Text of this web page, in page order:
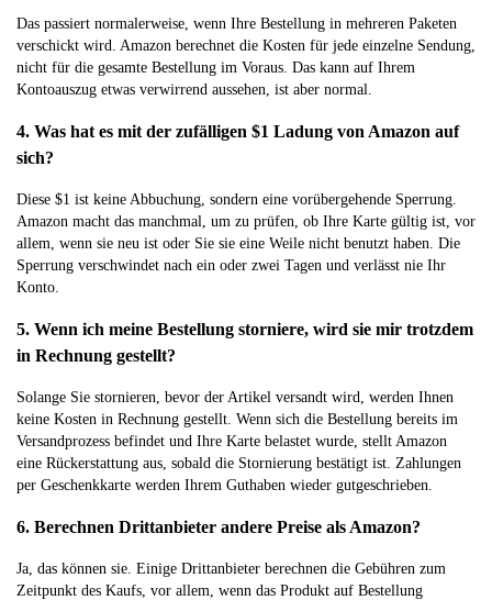
Das passiert normalerweise, wenn Ihre Bestellung in mehreren Paketen
verschickt wird. Amazon berechnet die Kosten für jede einzelne Sendung,
nicht für die gesamte Bestellung im Voraus. Das kann auf Ihrem
Kontoauszug etwas verwirrend aussehen, ist aber normal.
4. Was hat es mit der zufälligen $1 Ladung von Amazon auf
sich?
Diese $1 ist keine Abbuchung, sondern eine vorübergehende Sperrung.
Amazon macht das manchmal, um zu prüfen, ob Ihre Karte gültig ist, vor
allem, wenn sie neu ist oder Sie sie eine Weile nicht benutzt haben. Die
Sperrung verschwindet nach ein oder zwei Tagen und verlässt nie Ihr
Konto.
5. Wenn ich meine Bestellung storniere, wird sie mir trotzdem
in Rechnung gestellt?
Solange Sie stornieren, bevor der Artikel versandt wird, werden Ihnen
keine Kosten in Rechnung gestellt. Wenn sich die Bestellung bereits im
Versandprozess befindet und Ihre Karte belastet wurde, stellt Amazon
eine Rückerstattung aus, sobald die Stornierung bestätigt ist. Zahlungen
per Geschenkkarte werden Ihrem Guthaben wieder gutgeschrieben.
6. Berechnen Drittanbieter andere Preise als Amazon?
Ja, das können sie. Einige Drittanbieter berechnen die Gebühren zum
Zeitpunkt des Kaufs, vor allem, wenn das Produkt auf Bestellung